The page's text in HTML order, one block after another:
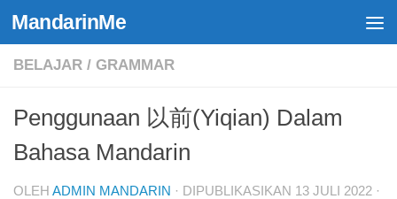
Skip to content
MandarinMe
BELAJAR / GRAMMAR
Penggunaan 以前(Yiqian) Dalam
Bahasa Mandarin
OLEH ADMIN MANDARIN · DIPUBLIKASIKAN 13 JULI 2022 ·